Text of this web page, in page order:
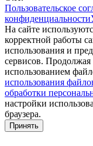
Пользовательское
конфиденциальности
На сайте
корректной работы
использования и
сервисов. Продолжая
использованием
использования
обработки
настройки
браузера.
Принять